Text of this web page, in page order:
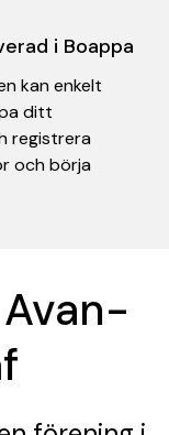
i Boappa
kan enkelt
ditt
registrera
och börja